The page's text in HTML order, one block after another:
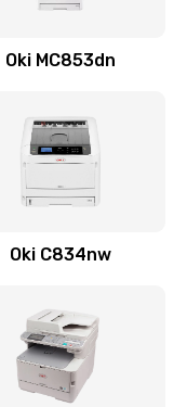
Oki MC853dn
Oki C834nw